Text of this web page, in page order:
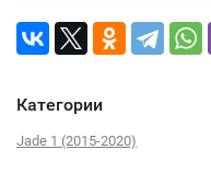
Категории
Jade 1 (2015-2020)